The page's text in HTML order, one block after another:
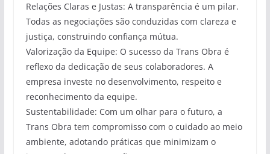
Relações Claras e Justas: A transparência é um pilar.
Todas as negociações são conduzidas com clareza e
justiça, construindo confiança mútua.
Valorização da Equipe: O sucesso da Trans Obra é
reflexo da dedicação de seus colaboradores. A
empresa investe no desenvolvimento, respeito e
reconhecimento da equipe.
Sustentabilidade: Com um olhar para o futuro, a
Trans Obra tem compromisso com o cuidado ao meio
ambiente, adotando práticas que minimizam o